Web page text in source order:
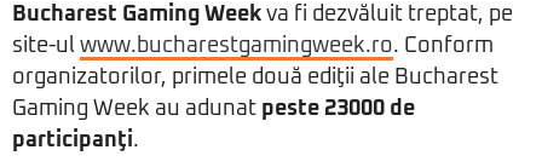
Bucharest Gaming Week va fi dezvăluit treptat, pe
site-ul www.bucharestgamingweek.ro. Conform
organizatorilor, primele două ediţii ale Bucharest
Gaming Week au adunat peste 23000 de
participanţi.